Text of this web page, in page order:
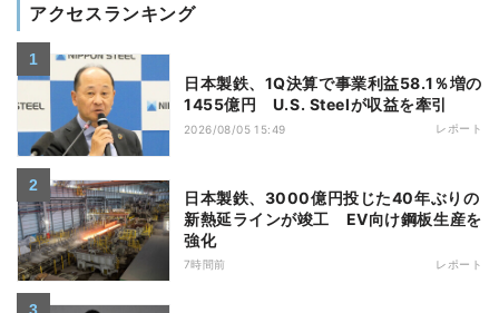
アクセスランキング
日本製鉄、1Q決算で事業利益58.1％増の
1455億円 U.S. Steelが収益を牽引
2026/08/05 15:49 レポート
日本製鉄、3000億円投じた40年ぶりの
新熱延ラインが竣工 EV向け鋼板生産を
強化
7時間前 レポート